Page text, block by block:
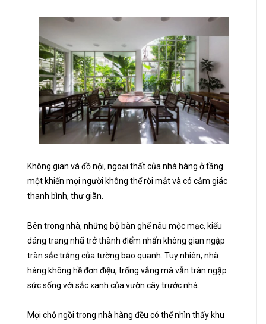
Không gian và đồ nội, ngoại thất của nhà hàng ở tầng
một khiến mọi người không thể rời mắt và có cảm giác
thanh bình, thư giãn.
Bên trong nhà, những bộ bàn ghế nâu mộc mạc, kiểu
dáng trang nhã trở thành điểm nhấn không gian ngập
tràn sắc trắng của tường bao quanh. Tuy nhiên, nhà
hàng không hề đơn điệu, trống vắng mà vẫn tràn ngập
sức sống với sắc xanh của vườn cây trước nhà.
Mọi chỗ ngồi trong nhà hàng đều có thể nhìn thấy khu